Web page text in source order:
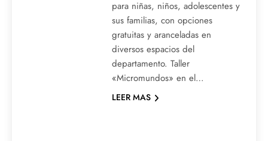
para niñas, niños, adolescentes y
sus familias, con opciones
gratuitas y aranceladas en
diversos espacios del
departamento. Taller
«Micromundos» en el…
LEER MAS